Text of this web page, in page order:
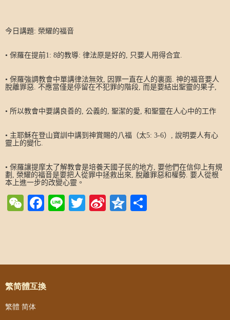
今日講題: 榮耀的福音
• 保羅在提前1: 8的教導: 律法原是好的 只要人用得合宜
• 保羅強調教會中單講律法無效 因罪一直在人的裏面 神的福音要人
脫離罪惡 不應當僅是停留在不犯罪的階段 而是要結出聖靈的果子
• 所以教會中要講良善的 公義的 聖潔的愛 和聖靈在人心中的工作
• 主耶穌在登山寶訓中講到神賞賜的八福（太5: 3-6）
說明要人有心
靈上的變化
• 保羅讓提摩太了解教會是培養天國子民的地方 要他們在信仰上有規
劃
榮耀的福音是要把人從罪中拯救出來 脫離罪惡和權勢 要人從根
本上進一步的改變心靈。
WeChat
Facebook
LineTwitter
SinaQzone
Post navigation
繁简體互換
繁體 简体